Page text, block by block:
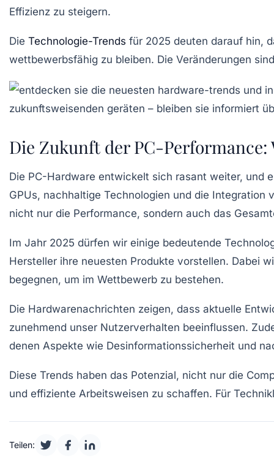
Effizienz zu steigern.
Die Technologie-Trends für 2025 deuten darauf hin,
wettbewerbsfähig zu bleiben. Die Veränderungen
Die Zukunft der PC-
Die PC-Hardware entwickelt sich rasant weiter, und
GPUs, nachhaltige Technologien und die Integration
nicht nur die Performance, sondern auch das
Im Jahr 2025 dürfen wir einige bedeutende
Hersteller ihre neuesten Produkte vorstellen. Dabei
begegnen, um im Wettbewerb zu bestehen.
Die Hardwarenachrichten zeigen, dass aktuelle
zunehmend unser Nutzerverhalten beeinflussen.
denen Aspekte wie Desinformationssicherheit und
Diese Trends haben das Potenzial, nicht nur die
und effiziente Arbeitsweisen zu schaffen. Für
Teilen: